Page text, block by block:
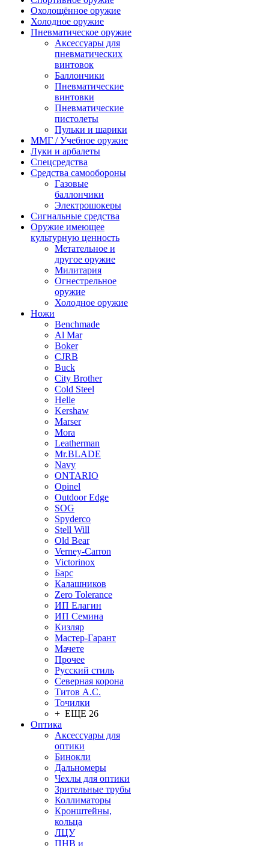
Охолощённое оружие
Холодное оружие
Пневматическое оружие
Аксессуары для
пневматических
винтовок
Баллончики
Пневматические
винтовки
Пневматические
пистолеты
Пульки и шарики
ММГ / Учебное оружие
Луки и арбалеты
Спецсредства
Средства самообороны
Газовые
баллончики
Электрошокеры
Сигнальные средства
Оружие имеющее
культурную ценность
Метательное и
другое оружие
Милитария
Огнестрельное
оружие
Холодное оружие
Ножи
Benchmade
Al Mar
Boker
CJRB
Buck
City Brother
Cold Steel
Helle
Kershaw
Marser
Mora
Leatherman
Mr.BLADE
Navy
ONTARIO
Opinel
Outdoor Edge
SOG
Spyderco
Stell Will
Old Bear
Verney-Carron
Victorinox
Барс
Калашников
Zero Tolerance
ИП Елагин
ИП Семина
Кизляр
Мастер-Гарант
Мачете
Прочее
Русский стиль
Северная корона
Титов А.С.
Точилки
+ ЕЩЕ 26
Оптика
Аксессуары для
оптики
Бинокли
Дальномеры
Чехлы для оптики
Зрительные трубы
Коллиматоры
Кронштейны,
кольца
ЛЦУ
ПНВ и